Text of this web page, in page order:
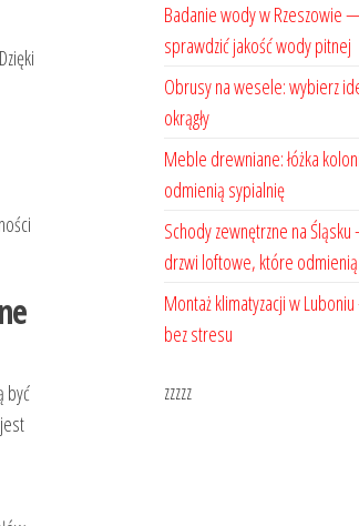
być
Badanie wody w Rzeszowie
sprawdzić jakość wody pitnej
Obrusy na wesele: wybierz
okrągły
Meble drewniane: łóżka
odmienią sypialnię
Schody zewnętrzne na
drzwi loftowe, które
Montaż klimatyzacji w
bez stresu
zzzzz